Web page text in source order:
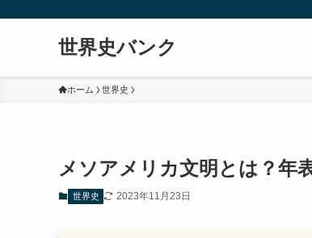
世界史バンク
ホーム 世界史
メソアメリカ文明とは？年
世界史 2023年11月23日